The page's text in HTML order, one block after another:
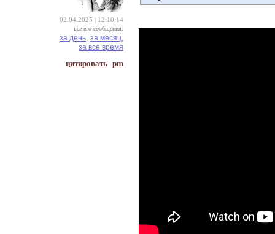
02.04.2025 | 12:10:14
все его сообщения:
за день, за месяц,
за все время
цитировать pm